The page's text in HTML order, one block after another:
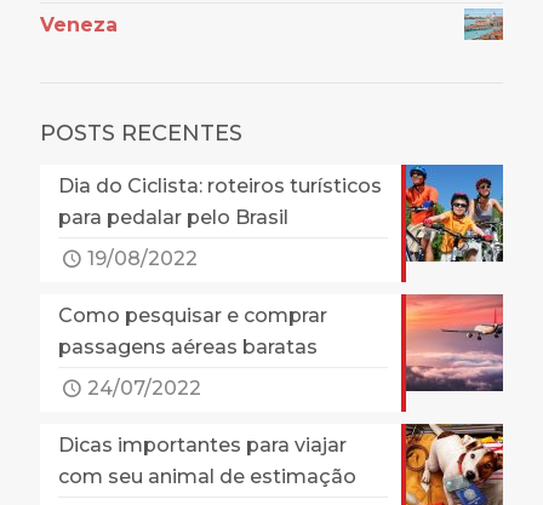
Veneza
POSTS RECENTES
Dia do Ciclista: roteiros turísticos
para pedalar pelo Brasil
19/08/2022
Como pesquisar e comprar
passagens aéreas baratas
24/07/2022
Dicas importantes para viajar
com seu animal de estimação